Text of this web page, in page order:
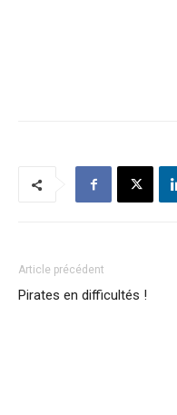
Article précédent
Pirates en difficultés !